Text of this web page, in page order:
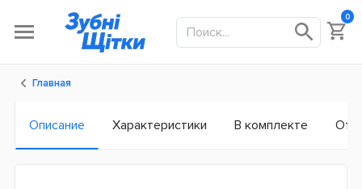
0
Главная
Описание Характеристики В комплекте